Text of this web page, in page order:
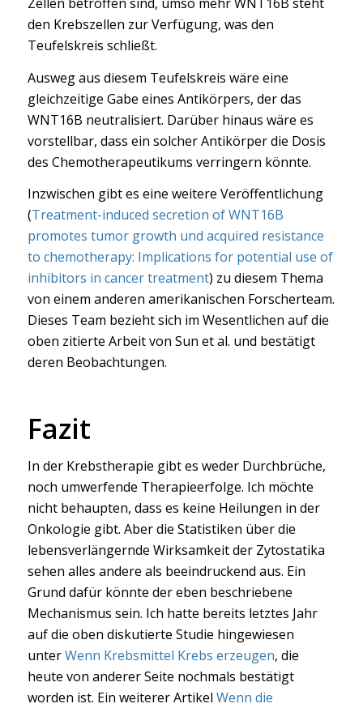
den Krebszellen zur Verfügung, was den
Teufelskreis schließt.
Ausweg aus diesem Teufelskreis wäre eine
gleichzeitige Gabe eines Antikörpers, der das
WNT16B neutralisiert. Darüber hinaus wäre es
vorstellbar, dass ein solcher Antikörper die Dosis
des Chemotherapeutikums verringern könnte.
Inzwischen gibt es eine weitere Veröffentlichung
(Treatment-induced secretion of WNT16B
promotes tumor growth und acquired resistance
to chemotherapy: Implications for potential use of
inhibitors in cancer treatment) zu diesem Thema
von einem anderen amerikanischen Forscherteam.
Dieses Team bezieht sich im Wesentlichen auf die
oben zitierte Arbeit von Sun et al. und bestätigt
deren Beobachtungen.
Fazit
In der Krebstherapie gibt es weder Durchbrüche,
noch umwerfende Therapieerfolge. Ich möchte
nicht behaupten, dass es keine Heilungen in der
Onkologie gibt. Aber die Statistiken über die
lebensverlängernde Wirksamkeit der Zytostatika
sehen alles andere als beeindruckend aus. Ein
Grund dafür könnte der eben beschriebene
Mechanismus sein. Ich hatte bereits letztes Jahr
auf die oben diskutierte Studie hingewiesen
unterWenn Krebsmittel Krebs erzeugen, die
heute von anderer Seite nochmals bestätigt
worden ist. Ein weiterer Artikel Wenn die